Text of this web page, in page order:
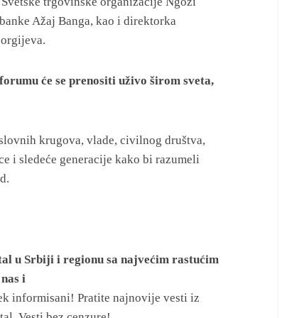
Ažaj Banga, kao i direktorka
će se prenositi uživo širom sveta,
krugova, vlade, civilnog društva,
i sledeće generacije kako bi razumeli
u Srbiji i regionu sa najvećim rastućim
i
informisani! Pratite najnovije vesti iz